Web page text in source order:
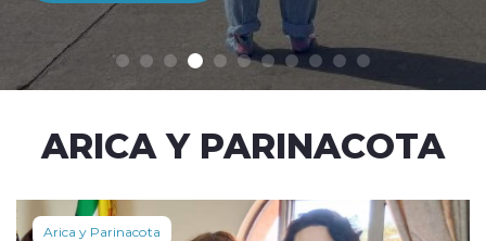
ARICA Y PARINACOTA
Arica y Parinacota